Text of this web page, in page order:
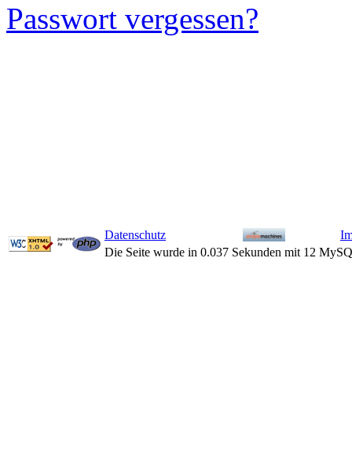
Passwort vergessen?
Datenschutz
Die Seite wurde in 0.037 Sekunden mit 12